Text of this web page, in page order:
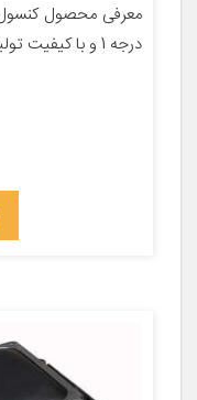
معرفی محصول
درجه 1 و با کیفیت تولید شده است ، این […]